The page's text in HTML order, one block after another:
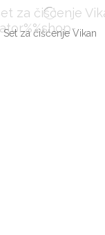
Set za čišćenje Vikan